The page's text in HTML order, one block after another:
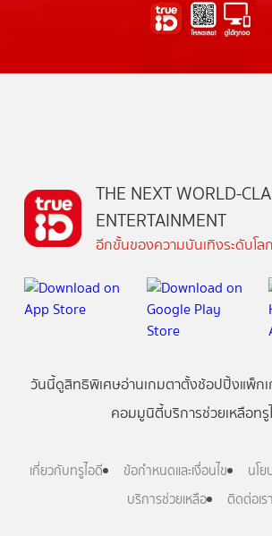
THE NEXT WORLD-
ENTERTAINMENT
อีกขั้นของความบันเทิงระดับโ
วันนี้ดูสิทธิพิเศษอ่านเกมตาตั้งช้อปปิ้งแพ็ก
คอมมูนิตี้บริการช่วยเหลือทรู
เกี่ยวกับทรูไอดี ข้อกำหนดและเงื่อนไข
นโ
บริการช่วยเหลือ
ติดต่อเรา